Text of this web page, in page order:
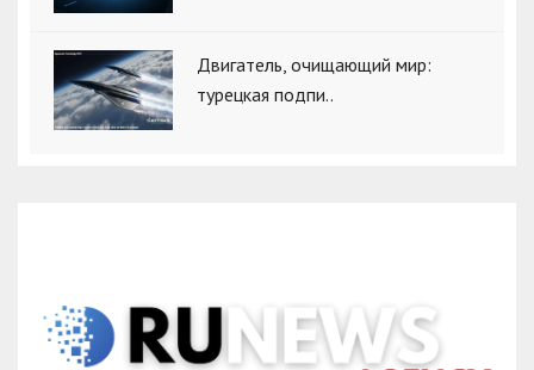
Двигатель, очищающий мир:
турецкая подпи..